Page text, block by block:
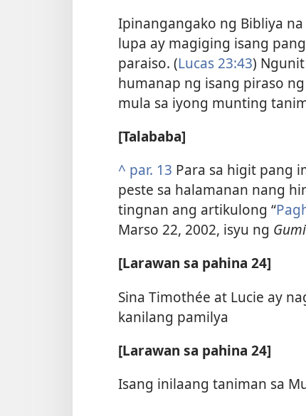
Ipinangangako ng Bibliya
lupa ay magiging isang
paraiso. (Lucas 23:43)
humanap ng isang piraso
mula sa iyong munting
[Talababa]
^ par. 13 Para sa higit pang
peste sa halamanan nang
tingnan ang artikulong “
Marso 22, 2002, isyu ng
[Larawan sa pahina 24]
Sina Timothée at Lucie ay
kanilang pamilya
[Larawan sa pahina 24]
Isang inilaang taniman sa